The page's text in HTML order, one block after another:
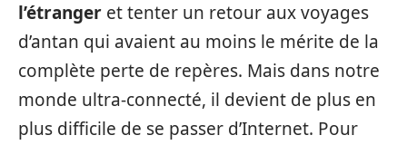
l’étranger et tenter un retour aux voyages
d’antan qui avaient au moins le mérite de la
complète perte de repères. Mais dans notre
monde ultra-connecté, il devient de plus en
plus difficile de se passer d’Internet. Pour